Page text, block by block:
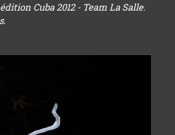
Cuba 2012 - Team La Salle.